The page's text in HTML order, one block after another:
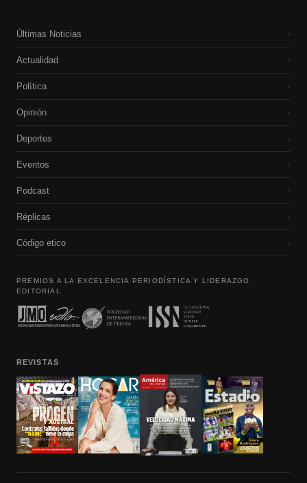
Últimas Noticias ›
Actualidad ›
Política ›
Opinión ›
Deportes ›
Eventos ›
Podcast ›
Réplicas ›
Código etico ›
PREMIOS A LA EXCELENCIA PERIODÍSTICA Y LIDERAZGO
EDITORIAL
REVISTAS